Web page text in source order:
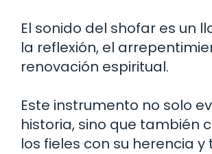
El sonido del shofar es un
la reflexión, el
renovación espiritual.
Este instrumento no solo
historia, sino que también
los fieles con su herencia y